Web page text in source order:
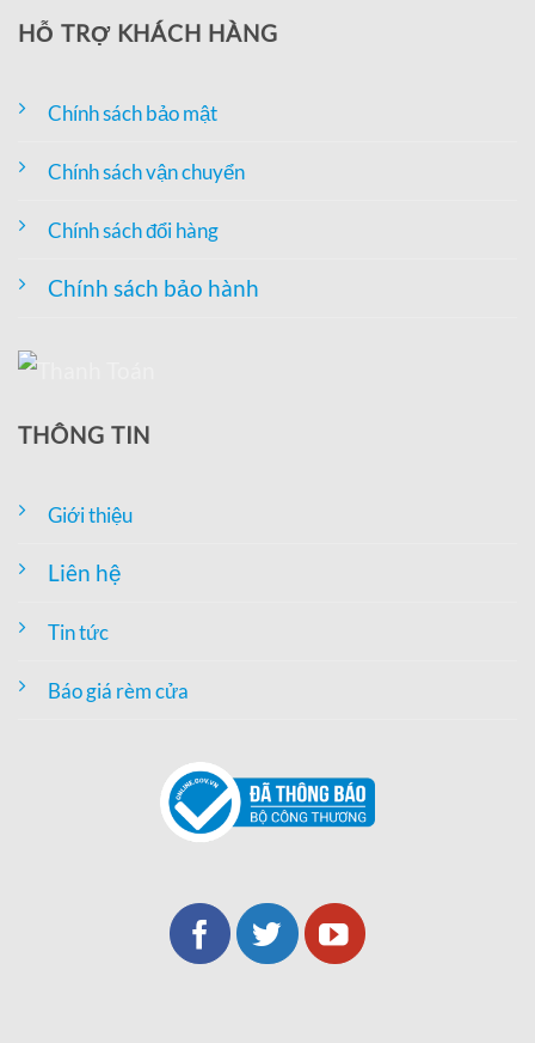
HỖ TRỢ KHÁCH HÀNG
Chính sách bảo mật
Chính sách vận chuyển
Chính sách đổi hàng
Chính sách bảo hành
THÔNG TIN
Giới thiệu
Liên hệ
Tin tức
Báo giá rèm cửa